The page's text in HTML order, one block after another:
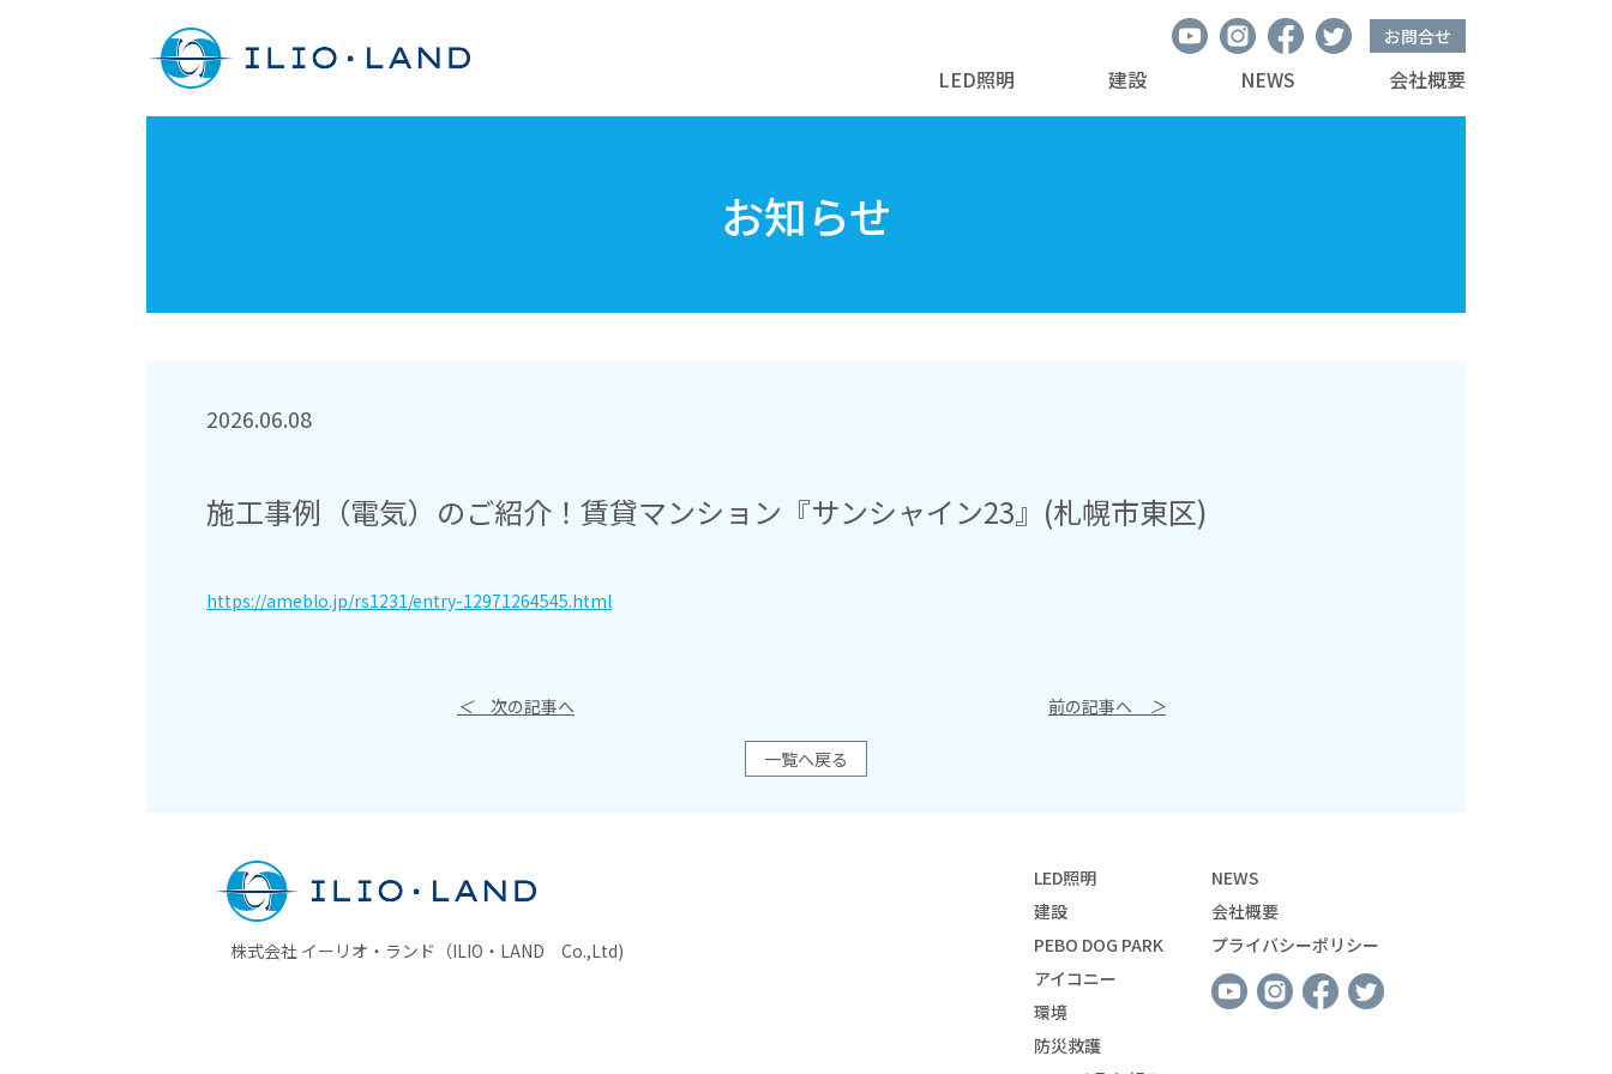
お問合せ
LED照明 建設 NEWS 会社概要
お知らせ
2026.06.08
施工事例（電気）のご紹介！賃貸マンション『サンシャイン23』(札幌市東区)
https://ameblo.jp/rs1231/entry-12971264545.html
＜次の記事へ 前の記事へ ＞
一覧へ戻る
株式会社 イーリオ・ランド（ILIO・LAND Co.,Ltd)
LED照明
建設
PEBO DOG PARK
アイコニー
環境
防災救護
NEWS
会社概要
プライバシーポリシー